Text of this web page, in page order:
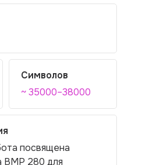
Символов
~ 35000–38000
посвящена
BMP 280 для